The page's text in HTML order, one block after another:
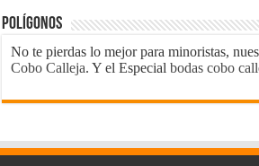
Polígonos
No te pierdas lo mejor para minoristas,
Cobo Calleja. Y el Especialbodas cobo